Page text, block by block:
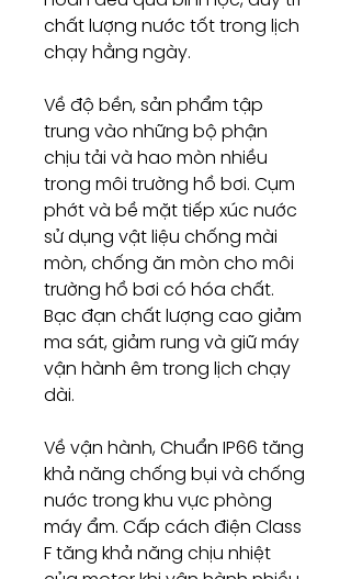
chất lượng nước tốt trong lịch
chạy hằng ngày.
Về độ bền, sản phẩm tập
trung vào những bộ phận
chịu tải và hao mòn nhiều
trong môi trường hồ bơi. Cụm
phớt và bề mặt tiếp xúc nước
sử dụng vật liệu chống mài
mòn, chống ăn mòn cho môi
trường hồ bơi có hóa chất.
Bạc đạn chất lượng cao giảm
ma sát, giảm rung và giữ máy
vận hành êm trong lịch chạy
dài.
Về vận hành, Chuẩn IP66 tăng
khả năng chống bụi và chống
nước trong khu vực phòng
máy ẩm. Cấp cách điện Class
F tăng khả năng chịu nhiệt